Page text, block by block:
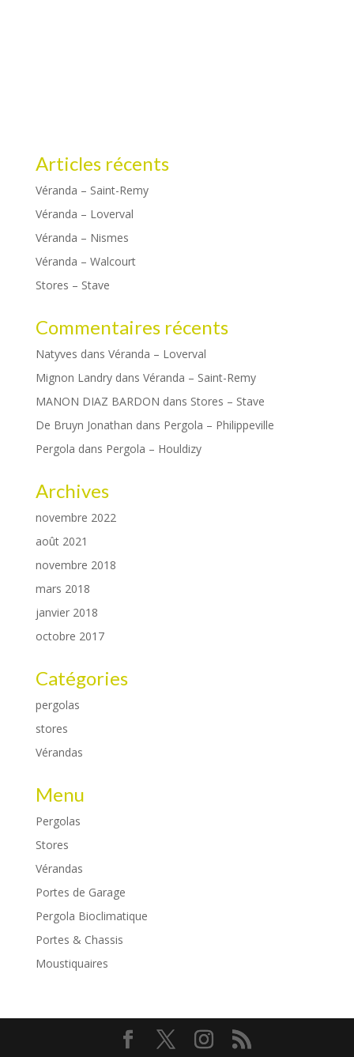
Articles récents
Véranda – Saint-Remy
Véranda – Loverval
Véranda – Nismes
Véranda – Walcourt
Stores – Stave
Commentaires récents
Natyves dans Véranda – Loverval
Mignon Landrydans Véranda – Saint-Remy
MANON DIAZ BARDON dans Stores – Stave
De Bruyn Jonathan dans Pergola – Philippeville
Pergola dans Pergola – Houldizy
Archives
novembre 2022
août 2021
novembre 2018
mars 2018
janvier 2018
octobre 2017
Catégories
pergolas
stores
Vérandas
Menu
Pergolas
Stores
Vérandas
Portes de Garage
Pergola Bioclimatique
Portes & Chassis
Moustiquaires